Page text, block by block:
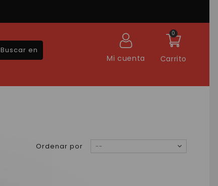
Carrito
0
Mi cuenta
Buscar en
Ordenar por
--